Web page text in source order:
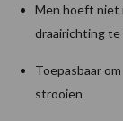
Men hoeft niet
draairichting te
Toepasbaar
strooien